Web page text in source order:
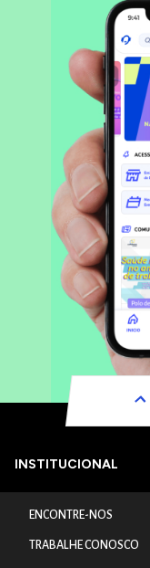
INSTITUCIONAL
ENCONTRE-NOS
TRABALHE CONOSCO